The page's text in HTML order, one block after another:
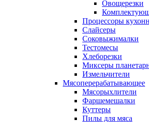
Овощерезки
Процессоры
Слайсеры
Соковыжималки
Тестомесы
Хлеборезки
Миксеры
Измельчители
Мясоперерабатывающее
Мясорыхлители
Фаршемешалки
Куттеры
Пилы для мяса